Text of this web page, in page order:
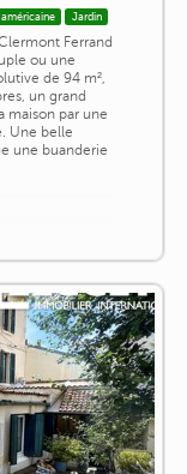
Jardin
Ferrand
ou une
de 94 m²,
un grand
maison par une
Une belle
une buanderie